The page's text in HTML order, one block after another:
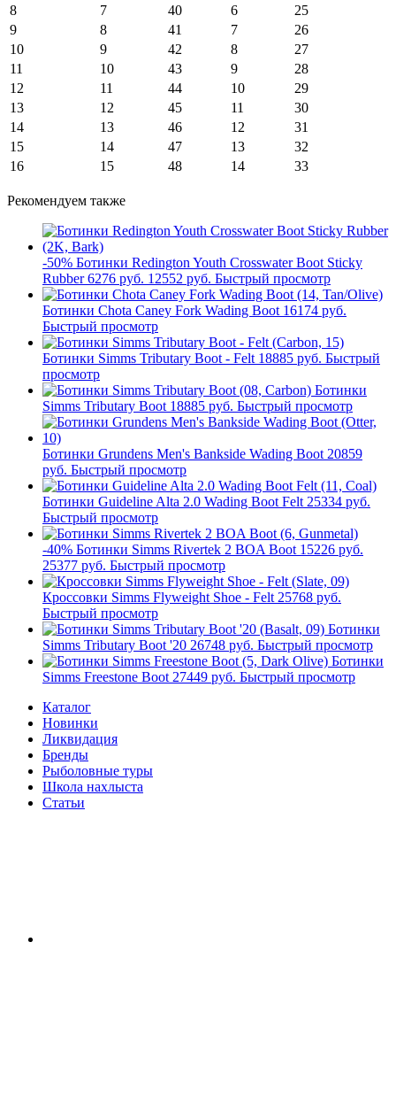
8 7 40 6
25
9
8 41 7
26
10
9 42 8
27
11
10 43 9
28
12
11 44 10
29
13
12 45 11
30
14
13 46 12
31
15
14 47 13
32
16
15 48 14 33
Рекомендуем также
-50% Ботинки Redington Youth Crosswater Boot Sticky
Rubber 6276 руб. 12552 руб. Быстрый просмотр
Ботинки Chota Caney Fork Wading Boot 16174 руб.
Быстрый просмотр
Ботинки Simms Tributary Boot - Felt 18885 руб. Быстрый
просмотр
Ботинки
Simms Tributary Boot 18885 руб. Быстрый просмотр
Ботинки Grundens Men's Bankside Wading Boot 20859
руб. Быстрый просмотр
Ботинки Guideline Alta 2.0 Wading Boot Felt 25334 руб.
Быстрый просмотр
-40% Ботинки Simms Rivertek 2 BOA Boot 15226 руб.
25377 руб. Быстрый просмотр
Кроссовки Simms Flyweight Shoe - Felt 25768 руб.
Быстрый просмотр
Ботинки
Simms Tributary Boot '20 26748 руб. Быстрый просмотр
Ботинки
Simms Freestone Boot 27449 руб. Быстрый просмотр
Каталог
Новинки
Ликвидация
Бренды
Рыболовные туры
Школа нахлыста
Статьи